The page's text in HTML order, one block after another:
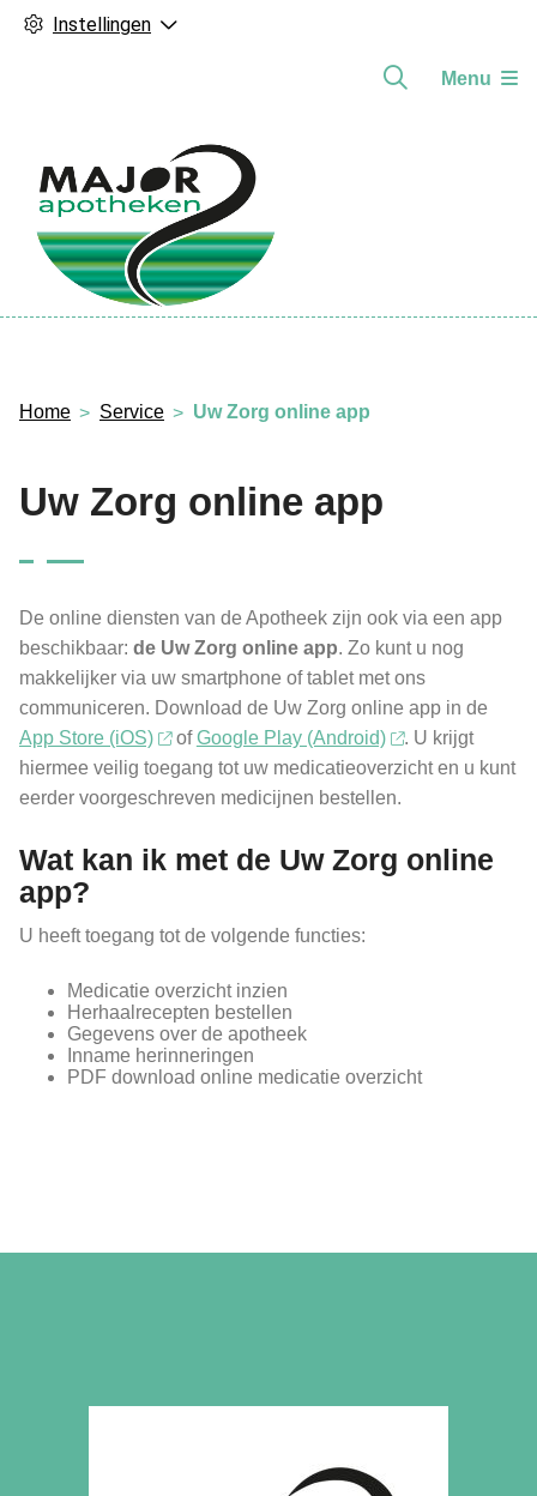
Instellingen
Menu
Home Service Uw Zorg online app
Uw Zorg online app
De online diensten van de Apotheek zijn ook via een app
beschikbaar: de Uw Zorg online app. Zo kunt u nog
makkelijker via uw smartphone of tablet met ons
communiceren. Download de Uw Zorg online app in de
App Store (iOS)
ofGoogle Play (Android)
. U krijgt
hiermee veilig toegang tot uw medicatieoverzicht en u kunt
eerder voorgeschreven medicijnen bestellen.
Wat kan ik met de Uw Zorg online
app?
U heeft toegang tot de volgende functies:
Medicatie overzicht inzien
Herhaalrecepten bestellen
Gegevens over de apotheek
Inname herinneringen
PDF download online medicatie overzicht